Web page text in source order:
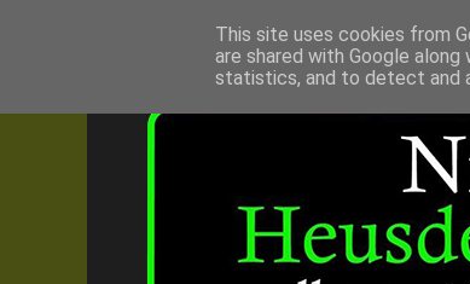
This site uses cookies from
are shared with Google
statistics, and to detect and